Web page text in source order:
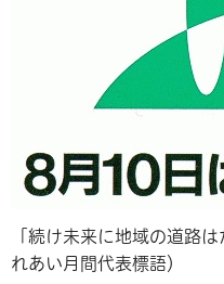
「続け未来に地域の道路
れあい月間代表標語）